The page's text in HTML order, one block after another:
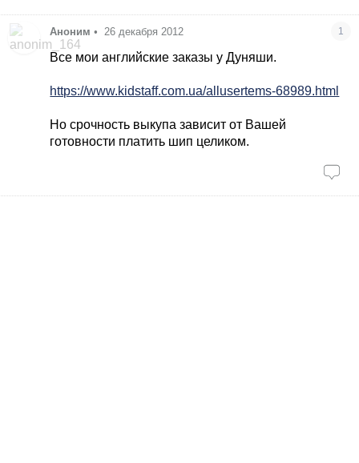
Аноним • 26 декабря 2012 1
Все мои английские заказы у Дуняши.
https://www.kidstaff.com.ua/allusertems-68989.html
Но срочность выкупа зависит от Вашей
готовности платить шип целиком.